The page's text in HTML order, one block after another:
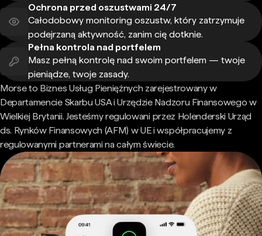
Ochrona przed oszustwami 24/7
Całodobowy monitoring oszustw, który zatrzymuje
podejrzaną aktywność, zanim cię dotknie.
Pełna kontrola nad portfelem
Masz pełną kontrolę nad swoim portfelem — twoje
pieniądze, twoje zasady.
Morse to Biznes Usług Pieniężnych zarejestrowany w
Departamencie Skarbu USA i Urzędzie Nadzoru Finansowego w
Wielkiej Brytanii. Jesteśmy regulowani przez Holenderski Urząd
ds. Rynków Finansowych (AFM) w UE i współpracujemy z
regulowanymi partnerami na całym świecie.